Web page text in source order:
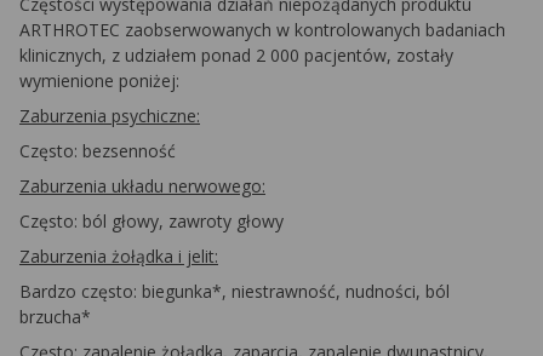
ARTHROTEC zaobserwowanych w kontrolowanych badaniach
klinicznych, z udziałem ponad 2 000 pacjentów, zostały
wymienione poniżej:
Zaburzenia psychiczne:
Często: bezsenność
Zaburzenia układu nerwowego:
Często: ból głowy, zawroty głowy
Zaburzenia żołądka i jelit:
Bardzo często: biegunka*, niestrawność, nudności, ból
brzucha*